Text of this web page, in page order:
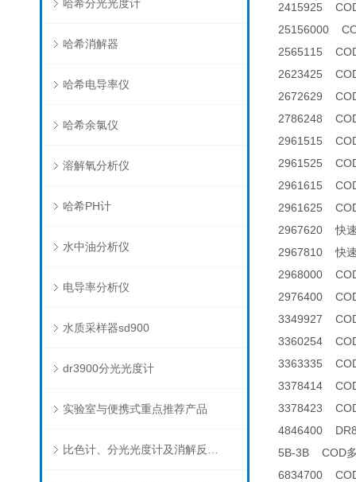
哈希分光光度计
哈希消解器
哈希电导率仪
哈希余氯仪
溶解氧分析仪
哈希PH计
水中油分析仪
电导率分析仪
水质采样器sd900
dr3900分光光度计
实验室与便携式重点推荐产品
2415925
25156000
2565115
2623425
2672629
2786248
2961515
2961525
2961615
2961625
2967620 快速
2967810 快速
2968000
2976400
3349927
3360254
3363335
3378414
3378423
4846400
5B-3B COD
6834700